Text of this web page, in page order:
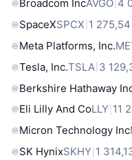
Broadcom IncAVGO 4
SpaceXSPCX 1
Meta Platforms, Inc.
Tesla, Inc.TSLA 3
Berkshire Hathaway
Eli Lilly And CoLLY 11
Micron Technology Inc
SK HynixSKHY 1